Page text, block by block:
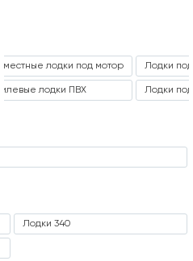
4 местные лодки под мотор
Килевые лодки ПВХ
Лодки
Лодки
Лодки 340